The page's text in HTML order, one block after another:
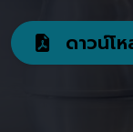
ดาวน์โ